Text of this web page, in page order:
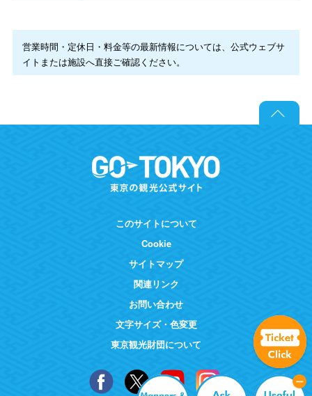
営業時間・定休日・料金等の最新情報については、公式ウェブサ
イトまたは施設へ直接ご確認ください。
このサイトについて
Cookie
サイトマップ
関連リンク
お問い合わせ
文字サイズ・色変更
東京観光財団について